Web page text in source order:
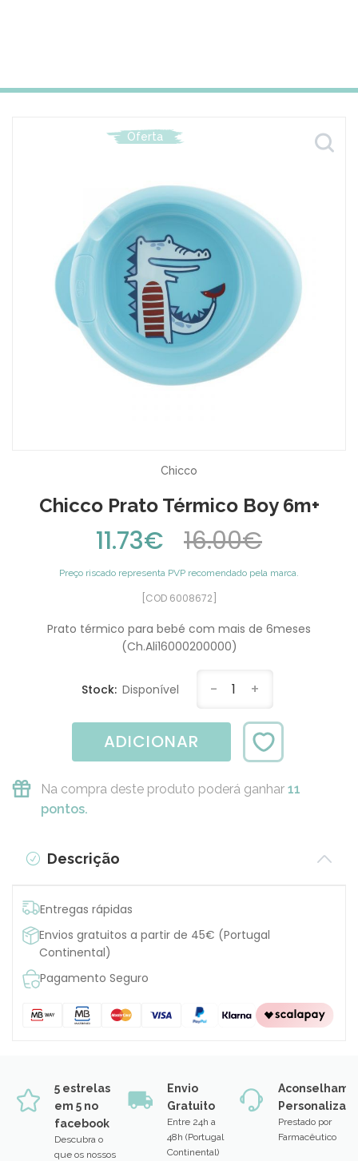
Oferta
Chicco
Chicco Prato Térmico Boy 6m+
11.73€ 16.00€
Preço riscado representa PVP recomendado pela marca.
[COD 6008672]
Prato térmico para bebé com mais de 6meses
(Ch.Ali16000200000)
Stock: Disponível - 1 +
ADICIONAR
Na compra deste produto poderá ganhar 11
pontos.
Descrição
Entregas rápidas
Envios gratuitos a partir de 45€ (Portugal
Continental)
Pagamento Seguro
5 estrelas
em 5 no
facebook
Descubra o
que os nossos
Envio
Gratuito
Entre 24h a
48h (Portugal
Continental)
Prestado por
Farmacêutico